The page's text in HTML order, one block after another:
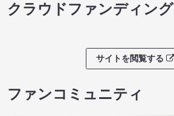
クラウドファンディング
サイトを閲覧する
ファンコミュニティ